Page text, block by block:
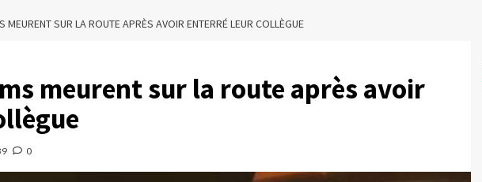
MEURENT SUR LA ROUTE APRÈS AVOIR ENTERRÉ LEUR COLLÈGUE
meurent sur la route après avoir
0